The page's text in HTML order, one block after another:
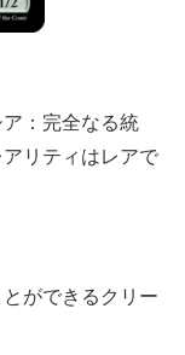
：完全なる統
リティはレアで
ができるクリー